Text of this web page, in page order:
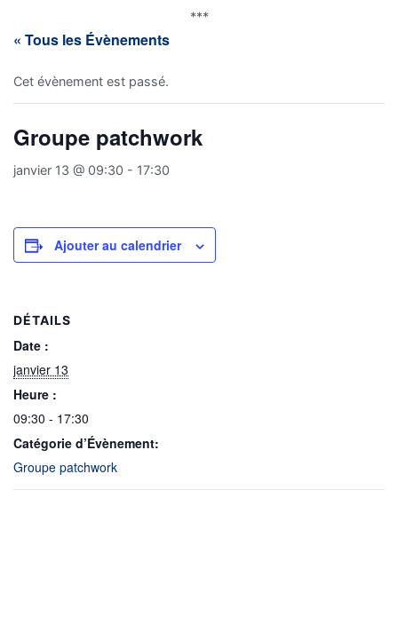
***
« Tous les Évènements
Cet évènement est passé.
Groupe patchwork
janvier 13 @ 09:30 - 17:30
Ajouter au calendrier
DÉTAILS
Date :
janvier 13
Heure :
09:30 - 17:30
Catégorie d’Évènement:
Groupe patchwork